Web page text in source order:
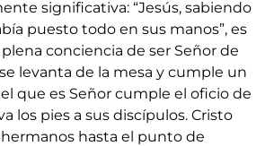
significativa: “Jesús, sabiendo
puesto todo en sus manos”, es
conciencia de ser Señor de
levanta de la mesa y cumple un
que es Señor cumple el oficio de
los pies a sus discípulos. Cristo
hasta el punto de